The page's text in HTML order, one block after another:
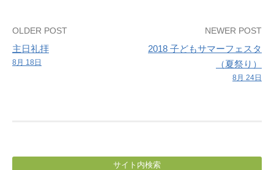
Post
navigation
OLDER POST
主日礼拝
8月 18日
NEWER POST
2018 子どもサマーフェスタ
（夏祭り）
8月 24日
サイト内検索